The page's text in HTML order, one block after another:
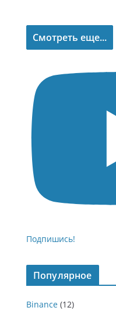
Смотреть еще...
Подпишись!
Популярное
Binance (12)